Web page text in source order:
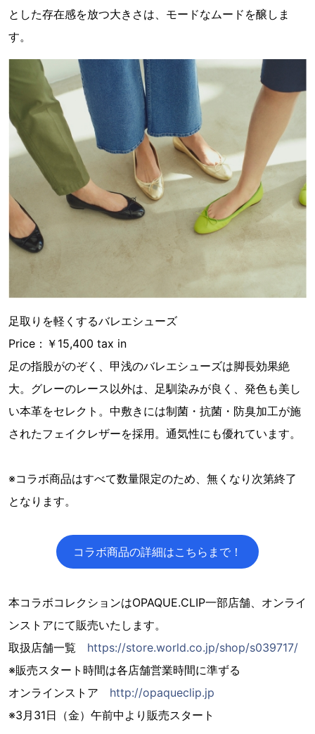
とした存在感を放つ大きさは、モードなムードを醸しま
す。
足取りを軽くするバレエシューズ
Price：￥15,400 tax in
足の指股がのぞく、甲浅のバレエシューズは脚長効果絶
大。グレーのレース以外は、足馴染みが良く、発色も美し
い本革をセレクト。中敷きには制菌・抗菌・防臭加工が施
されたフェイクレザーを採用。通気性にも優れています。
※コラボ商品はすべて数量限定のため、無くなり次第終了
となります。
コラボ商品の詳細はこちらまで！
本コラボコレクションはOPAQUE.CLIP一部店舗、オンライ
ンストアにて販売いたします。
取扱店舗一覧 https://store.world.co.jp/shop/s039717/
※販売スタート時間は各店舗営業時間に準ずる
オンラインストア http://opaqueclip.jp
※3月31日（金）午前中より販売スタート